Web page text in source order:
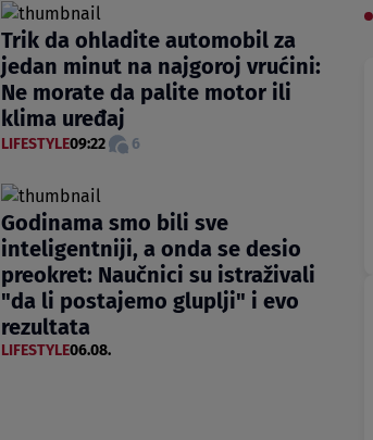
Trik da ohladite automobil za
jedan minut na najgoroj vrućini:
Ne morate da palite motor ili
klima uređaj
LIFESTYLE09:22 6
Godinama smo bili sve
inteligentniji, a onda se desio
preokret: Naučnici su istraživali
"da li postajemo gluplji" i evo
rezultata
LIFESTYLE06.08.